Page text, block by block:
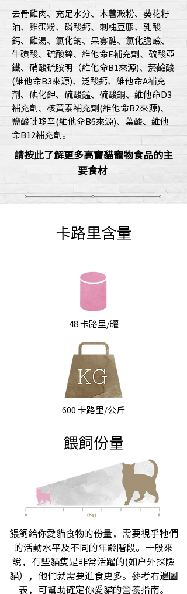
去骨雞肉、充足水分、木薯澱粉、葵花籽
油、雞蛋粉、磷酸鈣、刺槐豆膠、乳酸
鈣、雞湯、氯化鈉、果寡醣、氯化膽鹼、
牛磺酸、硫酸鋅、維他命E補充劑、硫酸亞
鐵、硝酸硫胺明（維他命B1來源)、菸鹼酸
(維他命B3來源)、泛酸鈣、維他命A補充
劑、碘化鉀、硫酸錳、硫酸銅、維他命D3
補充劑、核黃素補充劑(維他命B2來源)、
鹽酸吡哆辛(維他命B6來源)、葉酸、維他
命B12補充劑。
請按此了解更多高竇貓寵物食品的主
要食材
卡路里含量
48 卡路里/罐
600 卡路里/公斤
餵飼份量
餵飼給你愛貓食物的份量，需要視乎牠們
的活動水平及不同的年齡階段。一般來
說，有些貓隻是非常活躍的(如戶外探險
貓），他們就需要進食更多。參考右邊圖
表，可幫助確定你愛貓的營養指南。